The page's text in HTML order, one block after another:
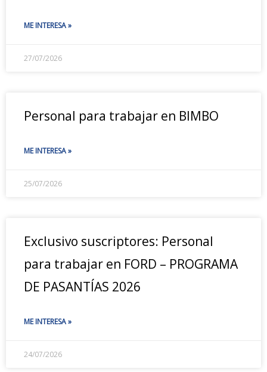
ME INTERESA »
27/07/2026
Personal para trabajar en BIMBO
ME INTERESA »
25/07/2026
Exclusivo suscriptores: Personal
para trabajar en FORD – PROGRAMA
DE PASANTÍAS 2026
ME INTERESA »
24/07/2026